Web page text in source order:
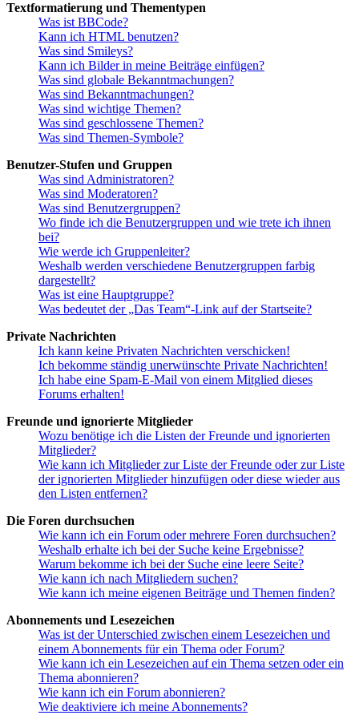
Textformatierung und Thementypen
Was ist BBCode?
Kann ich HTML benutzen?
Was sind Smileys?
Kann ich Bilder in meine Beiträge einfügen?
Was sind globale Bekanntmachungen?
Was sind Bekanntmachungen?
Was sind wichtige Themen?
Was sind geschlossene Themen?
Was sind Themen-Symbole?
Benutzer-Stufen und Gruppen
Was sind Administratoren?
Was sind Moderatoren?
Was sind Benutzergruppen?
Wo finde ich die Benutzergruppen und wie trete ich ihnen
bei?
Wie werde ich Gruppenleiter?
Weshalb werden verschiedene Benutzergruppen farbig
dargestellt?
Was ist eine Hauptgruppe?
Was bedeutet der „Das Team“-Link auf der Startseite?
Private Nachrichten
Ich kann keine Privaten Nachrichten verschicken!
Ich bekomme ständig unerwünschte Private Nachrichten!
Ich habe eine Spam-E-Mail von einem Mitglied dieses
Forums erhalten!
Freunde und ignorierte Mitglieder
Wozu benötige ich die Listen der Freunde und ignorierten
Mitglieder?
Wie kann ich Mitglieder zur Liste der Freunde oder zur Liste
der ignorierten Mitglieder hinzufügen oder diese wieder aus
den Listen entfernen?
Die Foren durchsuchen
Wie kann ich ein Forum oder mehrere Foren durchsuchen?
Weshalb erhalte ich bei der Suche keine Ergebnisse?
Warum bekomme ich bei der Suche eine leere Seite?
Wie kann ich nach Mitgliedern suchen?
Wie kann ich meine eigenen Beiträge und Themen finden?
Abonnements und Lesezeichen
Was ist der Unterschied zwischen einem Lesezeichen und
einem Abonnements für ein Thema oder Forum?
Wie kann ich ein Lesezeichen auf ein Thema setzen oder ein
Thema abonnieren?
Wie kann ich ein Forum abonnieren?
Wie deaktiviere ich meine Abonnements?